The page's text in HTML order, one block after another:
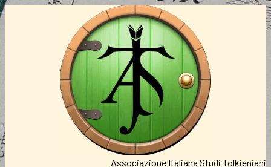
Associazione Italiana Studi Tolkieniani